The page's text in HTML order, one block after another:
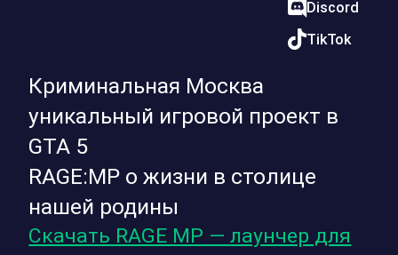
Криминальная Москва
уникальный игровой проект в
GTA 5
RAGE:MP о жизни в столице
нашей родины
Скачать RAGE MP — лаунчер для
Discord
TikTok